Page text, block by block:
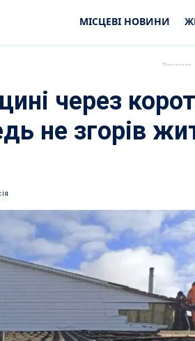
МІСЦЕВІ НОВИНИ
через
не згорів